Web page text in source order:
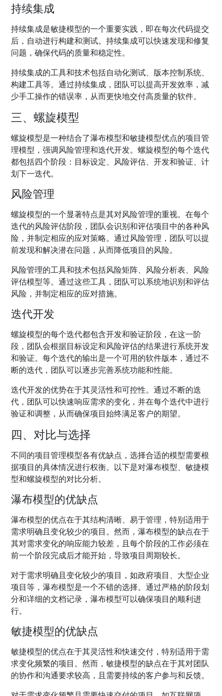
持续集成
持续集成是敏捷模型的一个重要实践，即在每次代码提交
后，自动进行构建和测试。持续集成可以快速发现和修复
问题，确保代码的质量和稳定性。
持续集成的工具和技术包括自动化测试、版本控制系统、
构建工具等。通过持续集成，团队可以提高开发效率，减
少手工操作的错误率，从而更快地交付高质量的软件。
三、螺旋模型
螺旋模型是一种结合了瀑布模型和敏捷模型优点的项目管
理模型，强调风险管理和迭代开发。螺旋模型的每个迭代
都包括四个阶段：目标设定、风险评估、开发和验证、计
划下一迭代。
风险管理
螺旋模型的一个显著特点是其对风险管理的重视。在每个
迭代的风险评估阶段，团队会识别和评估项目中的各种风
险，并制定相应的应对策略。通过风险管理，团队可以提
前发现和解决潜在问题，从而降低项目的风险。
风险管理的工具和技术包括风险矩阵、风险分析表、风险
评估模型等。通过这些工具，团队可以系统地识别和评估
风险，并制定相应的应对措施。
迭代开发
螺旋模型的每个迭代都包含开发和验证阶段，在这一阶
段，团队会根据目标设定和风险评估的结果进行系统开发
和验证。每个迭代的输出是一个可用的软件版本，通过不
断的迭代，团队可以逐步完善系统功能和性能。
迭代开发的优势在于其灵活性和可控性。通过不断的迭
代，团队可以快速响应需求的变化，并在每个迭代中进行
验证和调整，从而确保项目始终满足客户的期望。
四、对比与选择
不同的项目管理模型各有优缺点，选择合适的模型需要根
据项目的具体情况进行权衡。以下是对瀑布模型、敏捷模
型和螺旋模型的对比分析。
瀑布模型的优缺点
瀑布模型的优点在于其结构清晰、易于管理，特别适用于
需求明确且变化较少的项目。然而，瀑布模型的缺点在于
其对需求变化的响应能力较差，且每个阶段的工作必须在
前一个阶段完成后才能开始，导致项目周期较长。
对于需求明确且变化较少的项目，如政府项目、大型企业
项目等，瀑布模型是一个不错的选择。通过严格的阶段划
分和详细的文档记录，瀑布模型可以确保项目的顺利进
行。
敏捷模型的优缺点
敏捷模型的优点在于其灵活性和快速交付，特别适用于需
求变化频繁的项目。然而，敏捷模型的缺点在于其对团队
的协作和沟通要求较高，且需要持续的客户参与和反馈。